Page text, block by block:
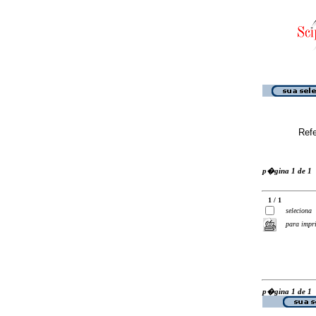
p�gina 1 de 1
1 / 1
seleciona
para
p�gina 1 de 1